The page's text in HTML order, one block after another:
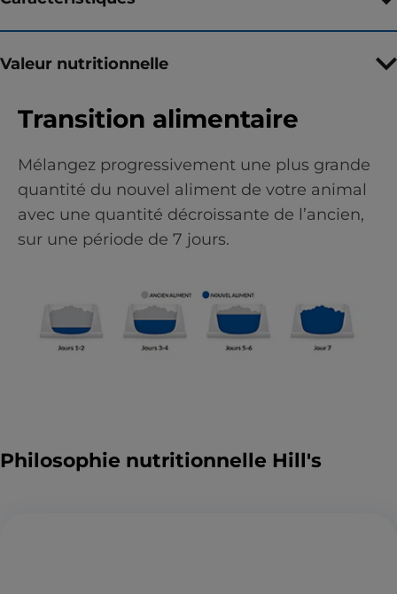
Valeur nutritionnelle
Transition alimentaire
Mélangez progressivement une plus grande
quantité du nouvel aliment de votre animal
avec une quantité décroissante de l’ancien,
sur une période de 7 jours.
Philosophie nutritionnelle Hill's